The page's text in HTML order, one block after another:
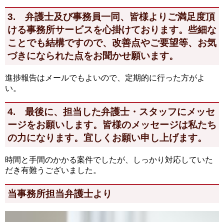
3. 弁護士及び事務員一同、皆様よりご満足度頂
ける事務所サービスを心掛けております。些細な
ことでも結構ですので、改善点やご要望等、お気
づきになられた点をお聞かせ願います。
進捗報告はメールでもよいので、定期的に行った方がよ
い。
4. 最後に、担当した弁護士・スタッフにメッセ
ージをお願いします。皆様のメッセージは私たち
の力になります。宜しくお願い申し上げます。
時間と手間のかかる案件でしたが、しっかり対応していた
だき有難うございました。
当事務所担当弁護士より